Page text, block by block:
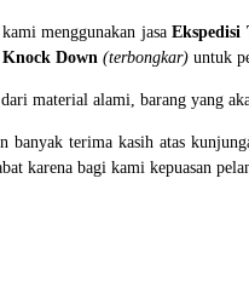
menggunakan jasaEkspedisi
Knock Down (terbongkar) untuk
material alami, barang yang
banyak terima kasih atas
karena bagi kami kepuasan